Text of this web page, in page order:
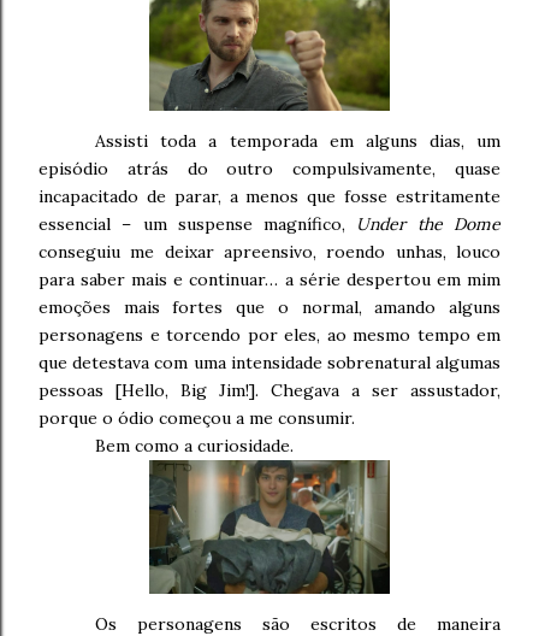
Assisti toda a temporada em alguns dias, um
episódio atrás do outro compulsivamente, quase
incapacitado de parar, a menos que fosse estritamente
essencial – um suspense magnífico, Under the Dome
conseguiu me deixar apreensivo, roendo unhas, louco
para saber mais e continuar… a série despertou em mim
emoções mais fortes que o normal, amando alguns
personagens e torcendo por eles, ao mesmo tempo em
que detestava com uma intensidade sobrenatural algumas
pessoas [Hello, Big Jim!]. Chegava a ser assustador,
porque o ódio começou a me consumir.
Bem como a curiosidade.
Os personagens são escritos de maneira